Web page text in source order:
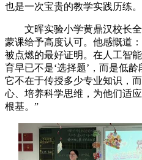
也是一次宝贵的教学实践历练。
文晖实验小学黄鼎汉校长
蒙课给予高度认可。他感慨道
被点燃的最好证明。在人工智
育早已不是‘选择题’，而是低龄
它不在于传授多少专业知识，
心、培养科学思维，为他们适
根基。”